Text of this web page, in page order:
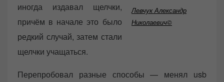
Левчук Александр
Николаевич©
иногда издавал щелчки,
причём в начале это было
редкий случай, затем стали
щелчки учащаться.
Перепробовал разные способы — менял usb